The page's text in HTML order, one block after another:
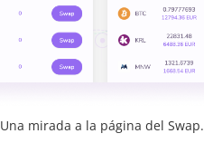
Una mirada a la página del Swap.